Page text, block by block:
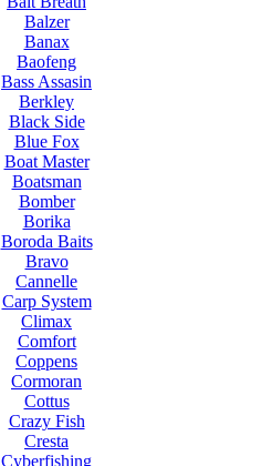
Balzer
Banax
Baofeng
Bass Assasin
Berkley
Black Side
Blue Fox
Boat Master
Boatsman
Bomber
Borika
Boroda Baits
Bravo
Cannelle
Carp System
Climax
Comfort
Coppens
Cormoran
Cottus
Crazy Fish
Cresta
Cyberfishing